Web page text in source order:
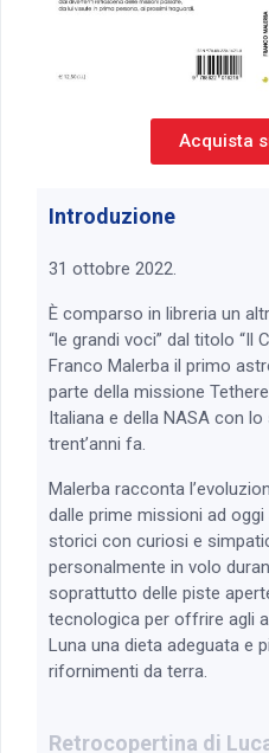
Acquista
Introduzione
31 ottobre 2022.
È comparso in libreria un
“le grandi voci” dal titolo “Il
Franco Malerba il primo
parte della missione
Italiana e della NASA con
trent’anni fa.
Malerba racconta
dalle prime missioni ad
storici con curiosi e
personalmente in volo
soprattutto delle piste
tecnologica per offrire agli
Luna una dieta adeguata e
rifornimenti da terra.
Retrocopertina di